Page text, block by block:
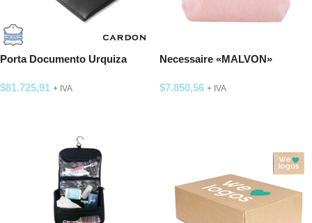
Porta Documento Urquiza
$81.725,91 + IVA
Necessaire «MALVON»
$7.850,56 + IVA